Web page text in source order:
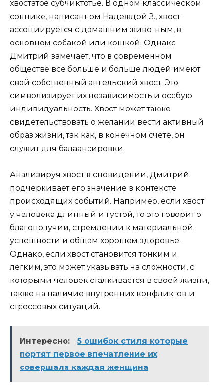
хвостатое субчиктотье. В одном классическом
соннике, написанном Надеждой З., хвост
ассоциируется с домашним животным, в
основном собакой или кошкой. Однако
Дмитрий замечает, что в современном
обществе все больше и больше людей имеют
свой собственный ангельский хвост. Это
символизирует их независимость и особую
индивидуальность. Хвост может также
свидетельствовать о желании вести активный
образ жизни, так как, в конечном счете, он
служит для балаансировки.
Анализируя хвост в сновидении, Дмитрий
подчеркивает его значение в контексте
происходящих событий. Например, если хвост
у человека длинный и густой, то это говорит о
благополучии, стремлении к материальной
успешности и общем хорошем здоровье.
Однако, если хвост становится тонким и
легким, это может указывать на сложности, с
которыми человек сталкивается в своей жизни,
также на наличие внутренних конфликтов и
стрессовых ситуаций.
Интересно:
5 ошибок стиля которые
портят первое впечатление их
совершала каждая женщина